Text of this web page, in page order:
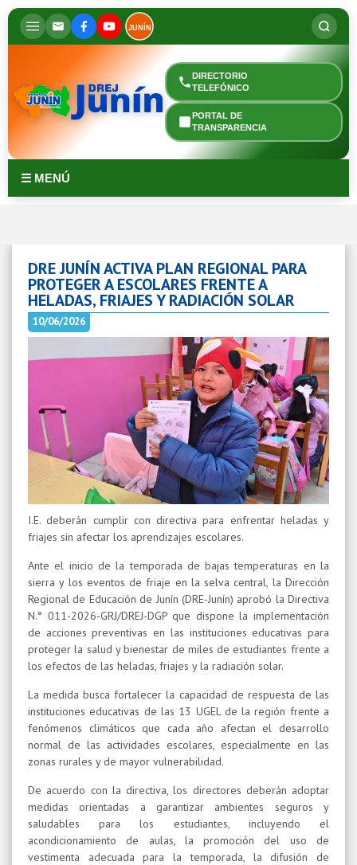
JUNÍN
DIRECTORIO
TELEFÓNICO
PORTAL DE
TRANSPARENCIA
☰ MENÚ
DRE JUNÍN ACTIVA PLAN REGIONAL PARA
PROTEGER A ESCOLARES FRENTE A
HELADAS, FRIAJES Y RADIACIÓN SOLAR
10/06/2026
I.E. deberán cumplir con directiva para enfrentar heladas y
friajes sin afectar los aprendizajes escolares.
Ante el inicio de la temporada de bajas temperaturas en la
sierra y los eventos de friaje en la selva central, la Dirección
Regional de Educación de Junín (DRE-Junín) aprobó la Directiva
N.° 011-2026-GRJ/DREJ-DGP que dispone la implementación
de acciones preventivas en las instituciones educativas para
proteger la salud y bienestar de miles de estudiantes frente a
los efectos de las heladas, friajes y la radiación solar.
La medida busca fortalecer la capacidad de respuesta de las
instituciones educativas de las 13 UGEL de la región frente a
fenómenos climáticos que cada año afectan el desarrollo
normal de las actividades escolares, especialmente en las
zonas rurales y de mayor vulnerabilidad.
De acuerdo con la directiva, los directores deberán adoptar
medidas orientadas a garantizar ambientes seguros y
saludables para los estudiantes, incluyendo el
acondicionamiento de aulas, la promoción del uso de
vestimenta adecuada para la temporada, la difusión de